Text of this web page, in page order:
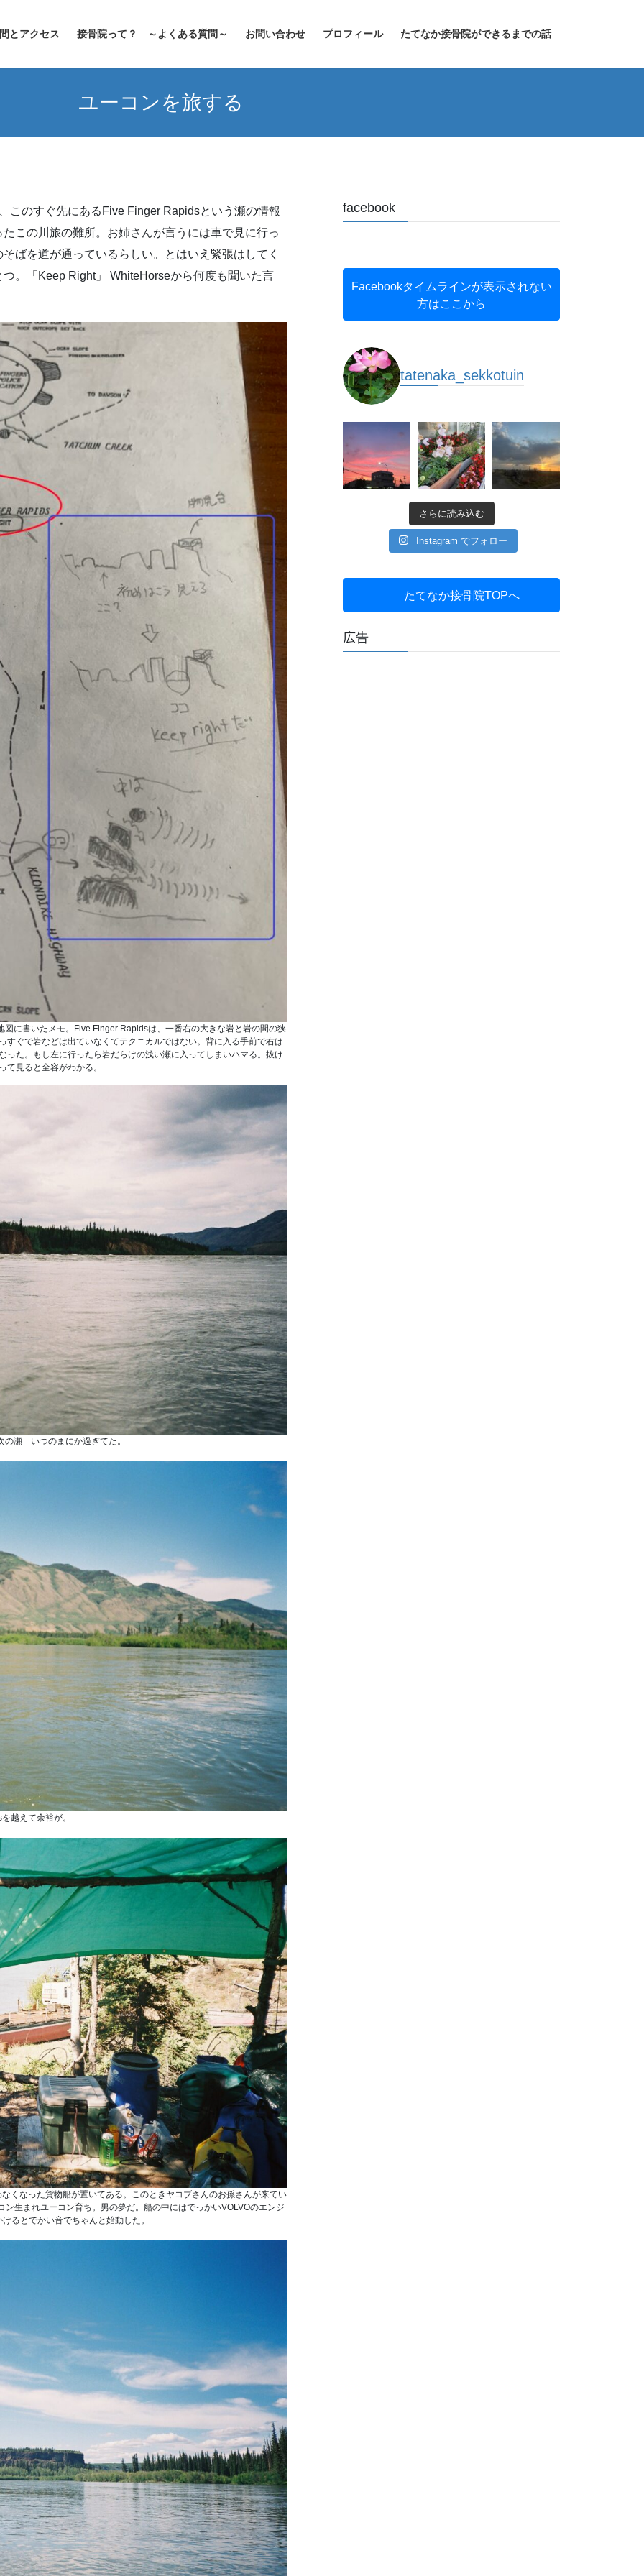
とアクセス 接骨院って？ ～よくある質問～ お問い合わせ プロフィール たてなか接骨院ができるまでの話
ユーコンを旅する
このすぐ先にあるFive Finger Rapidsという瀬の情報
この川旅の難所。お姉さんが言うには車で見に行っ
ばを道が通っているらしい。とはいえ緊張はしてく
。「Keep Right」 WhiteHorseから何度も聞いた言
に書いたメモ。Five Finger Rapidsは、一番右の大きな岩と岩の間の狭
ぐで岩などは出ていなくてテクニカルではない。背に入る手前で右は
た。もし左に行ったら岩だらけの浅い瀬に入ってしまいハマる。抜け
て見ると全容がわかる。
の瀬 いつのまにか過ぎてた。
越えて余裕が。
くなった貨物船が置いてある。このときヤコブさんのお孫さんが来てい
生まれユーコン育ち。男の夢だ。船の中にはでっかいVOLVOのエンジ
るとでかい音でちゃんと始動した。
facebook
Facebookタイムラインが表示されない
方はここから
tatenaka_sekkotuin
さらに読み込む
Instagram でフォロー
たてなか接骨院TOPへ
広告